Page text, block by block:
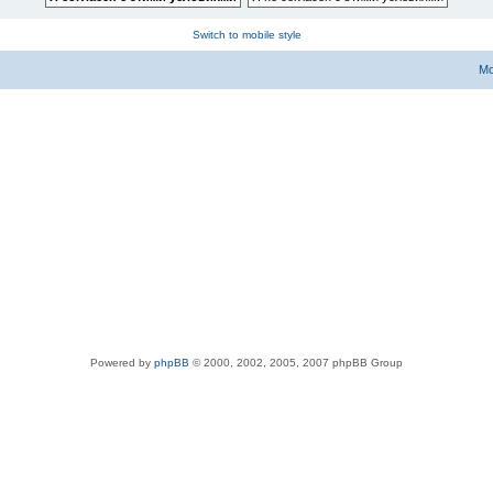
Switch to mobile style
Powered by phpBB © 2000, 2002, 2005, 2007 phpBB Group